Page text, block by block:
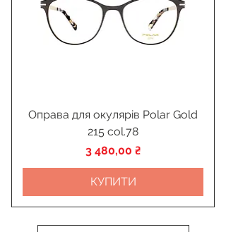
Оправа для окулярів Polar Gold
215 col.78
Ціна
3 480,00 ₴
КУПИТИ